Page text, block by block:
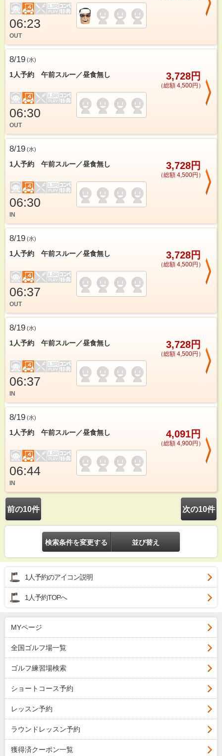
06:23
OUT
8/19 (水)
1人予約 午前スルー／昼食無し 3,728円
（総額 4,500円）
06:30
OUT
8/19 (水)
1人予約 午前スルー／昼食無し 3,728円
（総額 4,500円）
06:30
IN
8/19 (水)
1人予約 午前スルー／昼食無し 3,728円
（総額 4,500円）
06:37
OUT
8/19 (水)
1人予約 午前スルー／昼食無し 3,728円
（総額 4,500円）
06:37
IN
8/19 (水)
1人予約 午前スルー／昼食無し 4,091円
（総額 4,900円）
06:44
IN
前の10件 次の10件
検索条件を変更する 並び替え
1人予約のアイコン説明
1人予約TOPへ
MYページ
全国ゴルフ場一覧
ゴルフ練習場検索
ショートコース予約
レッスン予約
ラウンドレッスン予約
獲得済クーポン一覧